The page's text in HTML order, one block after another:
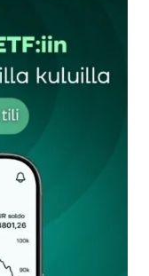
vieläkin
se väistämättä
on melko vähän
menevän
eikä
mitenkään